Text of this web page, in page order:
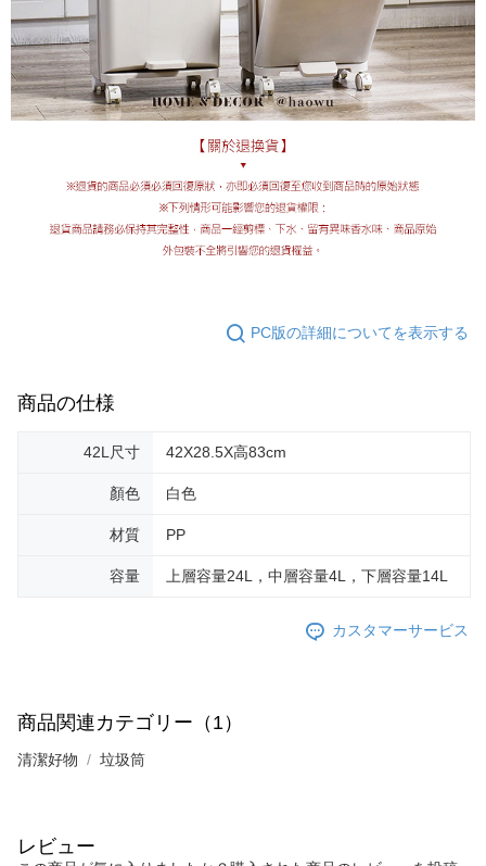
PC版の詳細についてを表示する
商品の仕様
42L尺寸 42X28.5X高83cm
顏色 白色
材質 PP
容量 上層容量24L，中層容量4L，下層容量14L
カスタマーサービス
商品関連カテゴリー（1）
清潔好物 垃圾筒
レビュー